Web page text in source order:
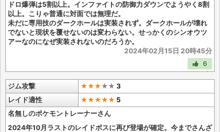
ドロ爆弾は5割以上。インファイトの防御力ダウンでようやく8割
以上。こりゃ普通に対面では無理だ。
未だに専用技のダークホールは実装されず。ダークホールが壊れ
でないと現状を覆せないのは変わらない。せっかくのシンオウツ
アーなのになぜ実装されないのだろうか。
2024年02月15日 20時45分
6
ジム攻撃 ★★★★★ 3
レイド適性
★★★★★ 5
名無しのポケモントレーナーさん
2024年10月ラストのレイドボスに再び登場が確定。今までさんざ